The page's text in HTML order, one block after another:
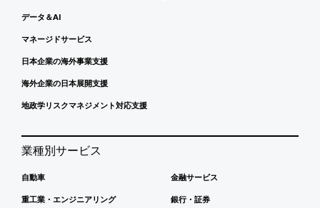
データ＆AI
マネージドサービス
日本企業の海外事業支援
海外企業の日本展開支援
地政学リスクマネジメント対応支援
業種別サービス
自動車
重工業・エンジニアリング
金融サービス
銀行・証券